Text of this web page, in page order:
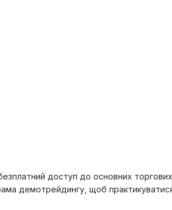
доступ до основних
демотрейдингу, щоб практикуватися